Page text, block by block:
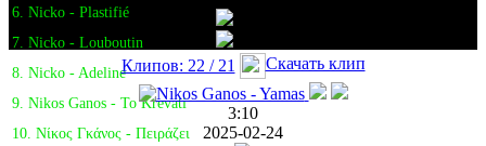
6. Nicko - Plastifié
7. Nicko - Louboutin
8. Nicko - Adeline
9. Nikos Ganos - To Krevati
10. Νίκος Γκάνος - Πειράζει
Клипов: 22 / 21 Скачать клип
3:10
2025-02-24